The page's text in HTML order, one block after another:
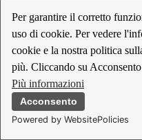
Per garantire il corretto
uso di cookie. Per vedere
cookie e la nostra politica
più. Cliccando su
Più informazioni
Acconsento
Powered by WebsitePolicies
Inverter per
Kit per impianti
Moduli
Sistemi di
Strumenti di
fotovoltaici
Supporti per
Geotermia